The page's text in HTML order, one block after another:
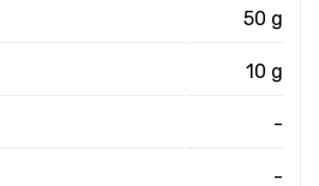
50 g
10 g
-
-